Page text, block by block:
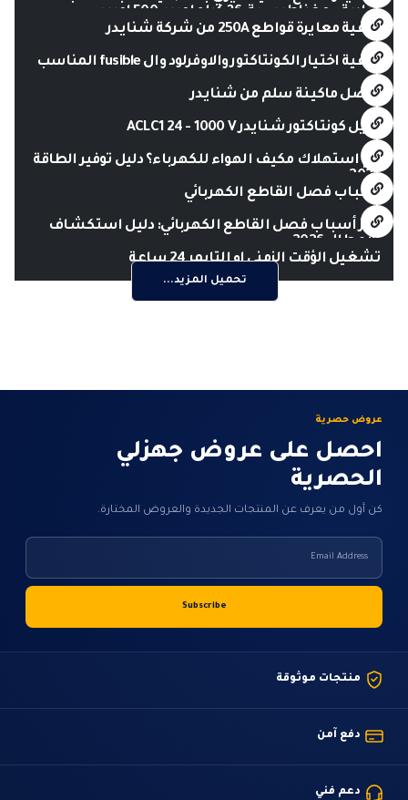
حرارية و مغناطيسية, 36 كيلو امبير, 500 امبير
كيفية معايرة قواطع 250A من شركة شنايدر
كيفية اختيار الكونتاكتور والاوفرلود وال fusible المناسب
افضل ماكينة سلم من شنايدر
كويل كونتاكتور شنايدر ACLC1 24 - 1000 V
كم استهلاك مكيف الهواء للكهرباء؟ دليل توفير الطاقة
2026
أسباب فصل القاطع الكهربائي
أبرز أسباب فصل القاطع الكهربائي: دليل استكشاف
الأعطال 2026
تشغيل الؤقت الزمني او التايمر 24 ساعة
تحميل المزيد...
عروض حصرية
احصل على عروض جهزلي
الحصرية
كن أول من يعرف عن المنتجات الجديدة والعروض المختارة.
منتجات موثوقة
دفع آمن
دعم فني